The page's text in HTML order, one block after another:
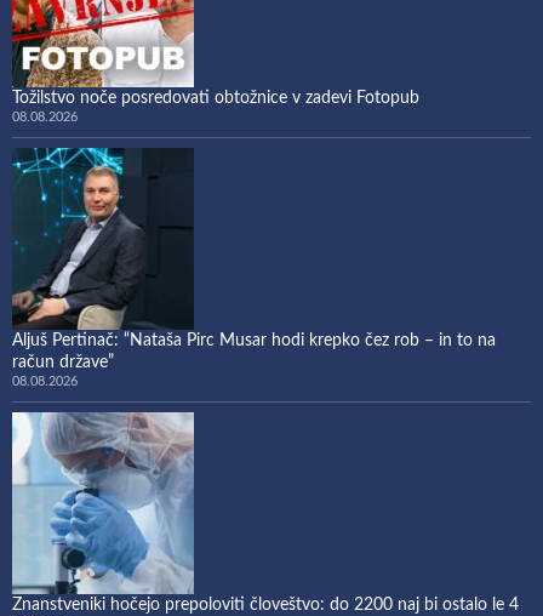
Tožilstvo noče posredovati obtožnice v zadevi Fotopub
08.08.2026
Aljuš Pertinač: “Nataša Pirc Musar hodi krepko čez rob – in to na
račun države”
08.08.2026
Znanstveniki hočejo prepoloviti človeštvo: do 2200 naj bi ostalo le 4